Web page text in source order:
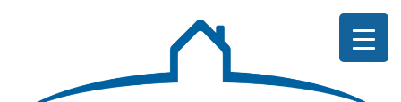
Driessen
Makelaardij